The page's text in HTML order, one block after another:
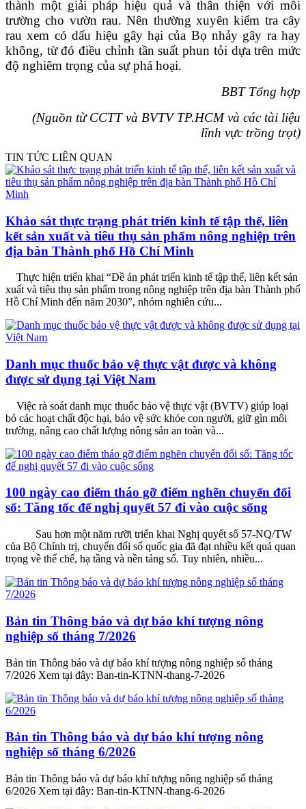
thành một giải pháp hiệu quả và thân thiện với môi
trường cho vườn rau. Nên thường xuyên kiểm tra cây
rau xem có dấu hiệu gây hại của Bọ nhảy gây ra hay
không, từ đó điều chỉnh tần suất phun tỏi dựa trên mức
độ nghiêm trọng của sự phá hoại.
BBT Tổng hợp
(Nguồn từ CCTT và BVTV TP.HCM và các tài liệu
lĩnh vực trồng trọt)
TIN TỨC LIÊN QUAN
Khảo sát thực trạng phát triển kinh tế tập thể, liên
kết sản xuất và tiêu thụ sản phẩm nông nghiệp trên
địa bàn Thành phố Hồ Chí Minh
Thực hiện triển khai “Đề án phát triển kinh tế tập thể, liên kết sản
xuất và tiêu thụ sản phẩm trong nông nghiệp trên địa bàn Thành phố
Hồ Chí Minh đến năm 2030”, nhóm nghiên cứu...
Danh mục thuốc bảo vệ thực vật được và không
được sử dụng tại Việt Nam
Việc rà soát danh mục thuốc bảo vệ thực vật (BVTV) giúp loại
bỏ các hoạt chất độc hại, bảo vệ sức khỏe con người, giữ gìn môi
trường, nâng cao chất lượng nông sản an toàn và...
100 ngày cao điểm tháo gỡ điểm nghẽn chuyển đổi
số: Tăng tốc để nghị quyết 57 đi vào cuộc sống
Sau hơn một năm rưỡi triển khai Nghị quyết số 57-NQ/TW
của Bộ Chính trị, chuyển đổi số quốc gia đã đạt nhiều kết quả quan
trọng về thể chế, hạ tầng và nền tảng số. Tuy nhiên, nhiều...
Bản tin Thông báo và dự báo khí tượng nông
nghiệp số tháng 7/2026
Bản tin Thông báo và dự báo khí tượng nông nghiệp số tháng
7/2026 Xem tại đây: Ban-tin-KTNN-thang-7-2026
Bản tin Thông báo và dự báo khí tượng nông
nghiệp số tháng 6/2026
Bản tin Thông báo và dự báo khí tượng nông nghiệp số tháng
6/2026 Xem tại đây: Ban-tin-KTNN-thang-6-2026